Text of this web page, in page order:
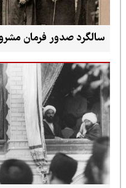
سالگرد صدور فرمان